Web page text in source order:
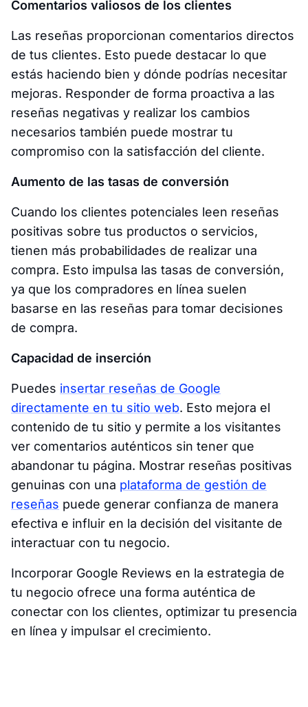
Comentarios valiosos de los clientes
Las reseñas proporcionan comentarios directos
de tus clientes. Esto puede destacar lo que
estás haciendo bien y dónde podrías necesitar
mejoras. Responder de forma proactiva a las
reseñas negativas y realizar los cambios
necesarios también puede mostrar tu
compromiso con la satisfacción del cliente.
Aumento de las tasas de conversión
Cuando los clientes potenciales leen reseñas
positivas sobre tus productos o servicios,
tienen más probabilidades de realizar una
compra. Esto impulsa las tasas de conversión,
ya que los compradores en línea suelen
basarse en las reseñas para tomar decisiones
de compra.
Capacidad de inserción
Puedes insertar reseñas de Google
directamente en tu sitio web. Esto mejora el
contenido de tu sitio y permite a los visitantes
ver comentarios auténticos sin tener que
abandonar tu página. Mostrar reseñas positivas
genuinas con una plataforma de gestión de
reseñas puede generar confianza de manera
efectiva e influir en la decisión del visitante de
interactuar con tu negocio.
Incorporar Google Reviews en la estrategia de
tu negocio ofrece una forma auténtica de
conectar con los clientes, optimizar tu presencia
en línea y impulsar el crecimiento.